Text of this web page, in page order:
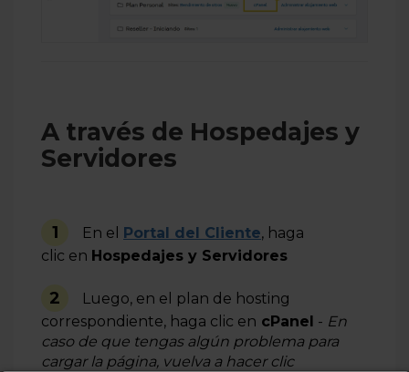
A través de Hospedajes y
Servidores
1 En el Portal del Cliente, haga
clic en Hospedajes y Servidores
2
Luego, en el plan de hosting
correspondiente, haga clic en cPanel - En
caso de que tengas algún problema para
cargar la página, vuelva a hacer clic